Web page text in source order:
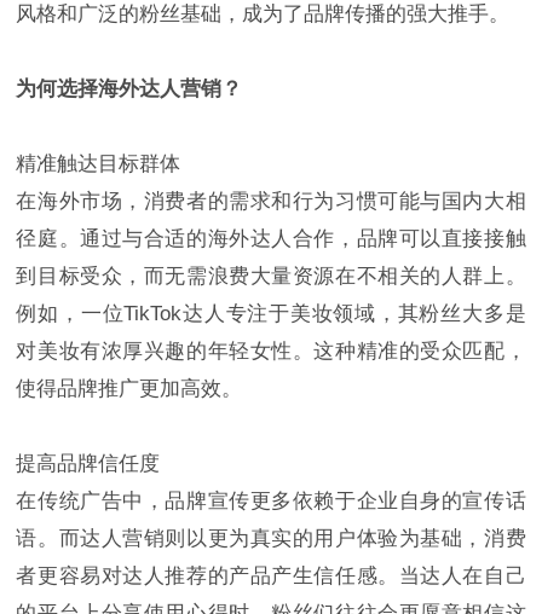
风格和广泛的粉丝基础，成为了品牌传播的强大推手。
为何选择海外达人营销？
精准触达目标群体
在海外市场，消费者的需求和行为习惯可能与国内大相
径庭。通过与合适的海外达人合作，品牌可以直接接触
到目标受众，而无需浪费大量资源在不相关的人群上。
例如，一位TikTok达人专注于美妆领域，其粉丝大多是
对美妆有浓厚兴趣的年轻女性。这种精准的受众匹配，
使得品牌推广更加高效。
提高品牌信任度
在传统广告中，品牌宣传更多依赖于企业自身的宣传话
语。而达人营销则以更为真实的用户体验为基础，消费
者更容易对达人推荐的产品产生信任感。当达人在自己